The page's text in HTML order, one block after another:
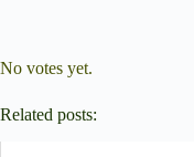
No votes yet.
Related posts: